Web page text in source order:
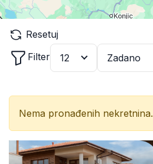
Resetuj
Filter
12 Zadano
Nema pronađenih nekretnina.